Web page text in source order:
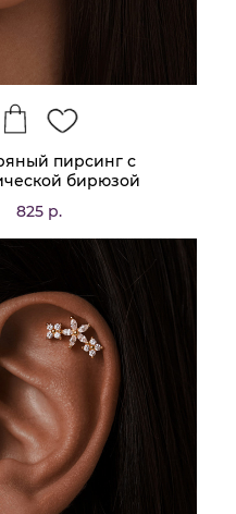
пирсинг с
бирюзой
825 р.